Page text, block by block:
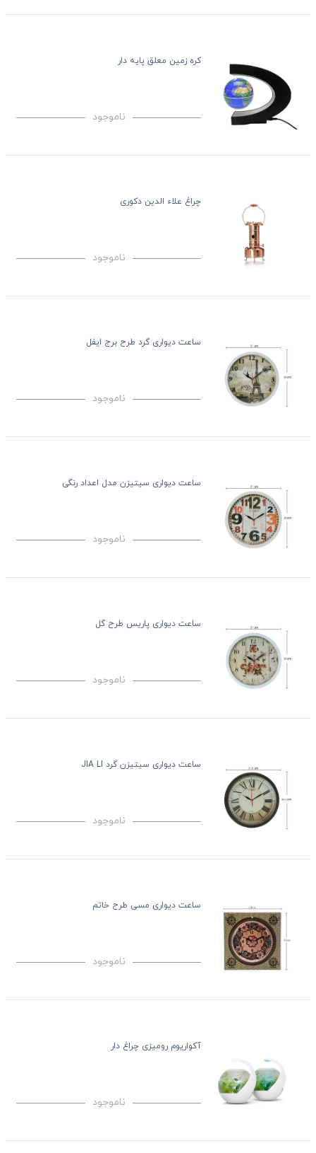
کره زمین معلق پایه دار
ناموجود
چراغ علاء الدین دکوری
ناموجود
ساعت دیواری گرد طرح برج ایفل
ناموجود
ساعت دیواری سیتیزن مدل اعداد رنگی
ناموجود
ساعت دیواری پاریس طرح گل
ناموجود
ساعت دیواری سیتیزن گرد JIA LI
ناموجود
ساعت دیواری مسی طرح خاتم
ناموجود
آکواریوم رومیزی چراغ دار
ناموجود